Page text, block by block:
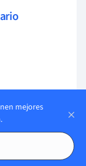
mejores